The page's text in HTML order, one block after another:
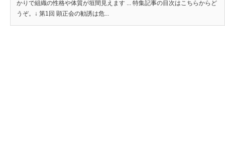
かりで組織の性格や体質が垣間見えます ... 特集記事の目次はこちらからど
うぞ。↓ 第1回 顕正会の勧誘は危...